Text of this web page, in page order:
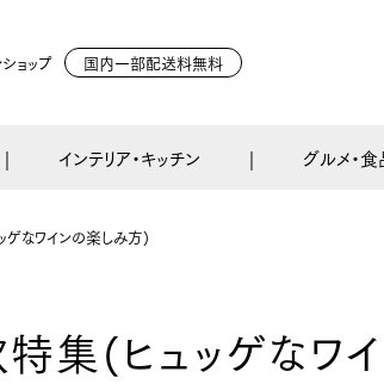
ョップ 国内一部配送料無料
インテリア・キッチン グルメ・
ゲなワインの楽しみ方)
集(ヒュッゲなワ